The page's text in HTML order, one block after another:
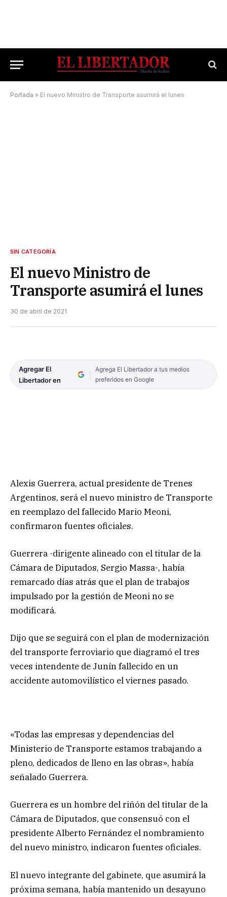
Portada » El nuevo Ministro de Transporte asumirá el lunes
SIN CATEGORÍA
El nuevo Ministro de
Transporte asumirá el lunes
30 de abril de 2021
Agregar El
Libertador en
Agrega El Libertador a tus medios
preferidos en Google
Alexis Guerrera, actual presidente de Trenes
Argentinos, será el nuevo ministro de Transporte
en reemplazo del fallecido Mario Meoni,
confirmaron fuentes oficiales.
Guerrera -dirigente alineado con el titular de la
Cámara de Diputados, Sergio Massa-, había
remarcado días atrás que el plan de trabajos
impulsado por la gestión de Meoni no se
modificará.
Dijo que se seguirá con el plan de modernización
del transporte ferroviario que diagramó el tres
veces intendente de Junín fallecido en un
accidente automovilístico el viernes pasado.
«Todas las empresas y dependencias del
Ministerio de Transporte estamos trabajando a
pleno, dedicados de lleno en las obras», había
señalado Guerrera.
Guerrera es un hombre del riñón del titular de la
Cámara de Diputados, que consensuó con el
presidente Alberto Fernández el nombramiento
del nuevo ministro, indicaron fuentes oficiales.
El nuevo integrante del gabinete, que asumirá la
próxima semana, había mantenido un desayuno